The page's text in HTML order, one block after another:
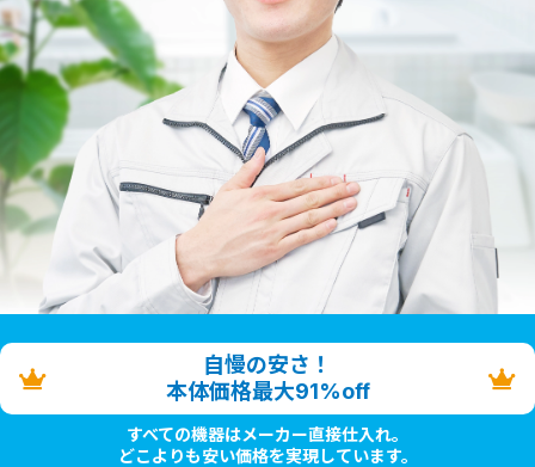
自慢の安さ！
本体価格最大91%off
すべての機器はメーカー直接仕入れ。
どこよりも安い価格を実現しています。